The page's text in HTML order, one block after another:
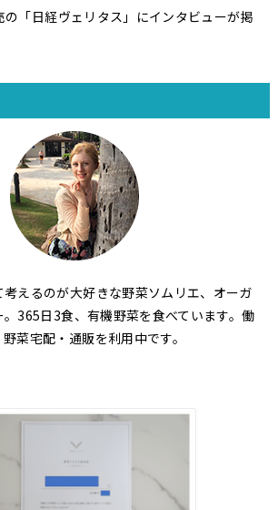
「日経ヴェリタス」にインタビューが掲
えるのが大好きな野菜ソムリエ、オーガ
365日3食、有機野菜を食べています。働
菜宅配・通販を利用中です。